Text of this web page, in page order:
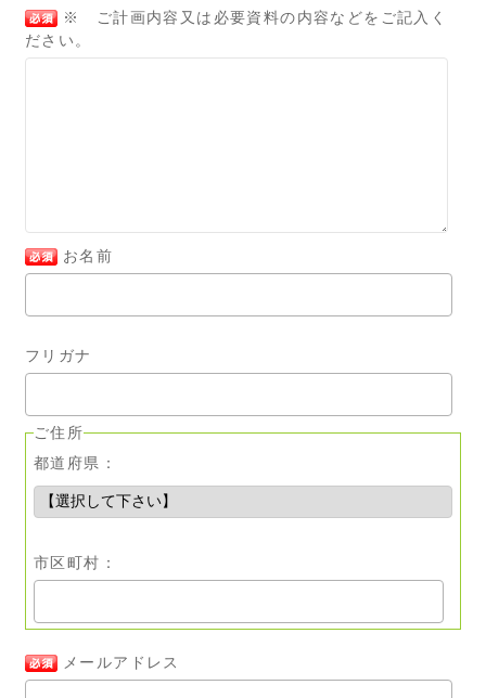
※ ご計画内容又は必要資料の内容などをご記入く
ださい。
お名前
フリガナ
ご住所
都道府県：
市区町村：
メールアドレス